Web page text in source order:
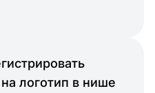
логотип в нише